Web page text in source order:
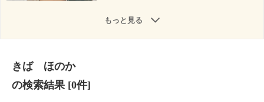
もっと見る
きば ほのか
の検索結果[0件]